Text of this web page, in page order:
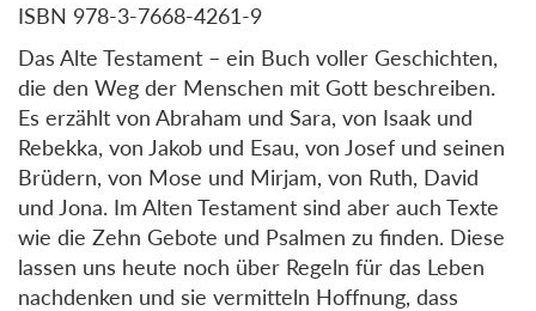
ISBN 978-3-7668-4261-9
Das Alte Testament – ein Buch voller Geschichten,
die den Weg der Menschen mit Gott beschreiben.
Es erzählt von Abraham und Sara, von Isaak und
Rebekka, von Jakob und Esau, von Josef und seinen
Brüdern, von Mose und Mirjam, von Ruth, David
und Jona. Im Alten Testament sind aber auch Texte
wie die Zehn Gebote und Psalmen zu finden. Diese
lassen uns heute noch über Regeln für das Leben
nachdenken und sie vermitteln Hoffnung, dass